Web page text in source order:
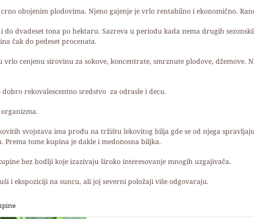
obojenim plodovima. Njeno gajenje je vrlo rentabilno i ekonomično.
do dvadeset tona po hektaru. Sazreva u periodu kada nema drugih
čak do pedeset procenata.
cenjenu sirovinu za sokove, koncentrate, smrznute plodove, džemove.
rekovalescentno sredstvo za odrasle i decu.
svojstava ima prođu na tržištu lekovitog bilja gde se od njega
Prema tome kupina je dakle i medonosna biljka.
bez bodlji koje izazivaju široko interesovanje mnogih uzgajivača.
i ekspoziciji na suncu, ali joj severni položaji više odgovaraju.